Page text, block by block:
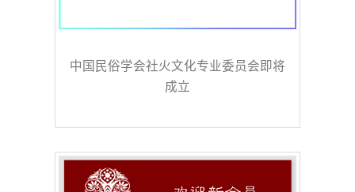
中国民俗学会社火文化专业委员会即将
成立